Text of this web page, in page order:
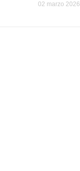
02 marzo 2026